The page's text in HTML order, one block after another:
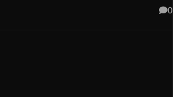
0